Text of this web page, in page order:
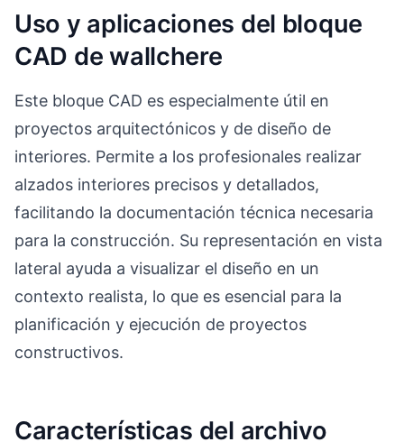
Uso y aplicaciones del bloque
CAD de wallchere
Este bloque CAD es especialmente útil en
proyectos arquitectónicos y de diseño de
interiores. Permite a los profesionales realizar
alzados interiores precisos y detallados,
facilitando la documentación técnica necesaria
para la construcción. Su representación en vista
lateral ayuda a visualizar el diseño en un
contexto realista, lo que es esencial para la
planificación y ejecución de proyectos
constructivos.
Características del archivo